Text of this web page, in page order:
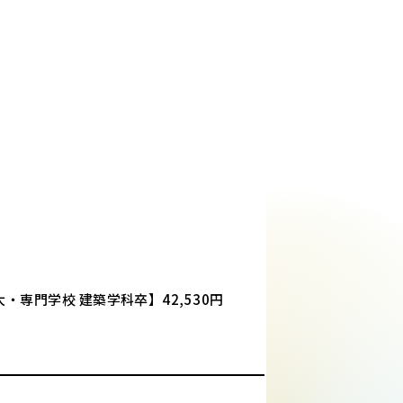
・専門学校 建築学科卒】42,530円